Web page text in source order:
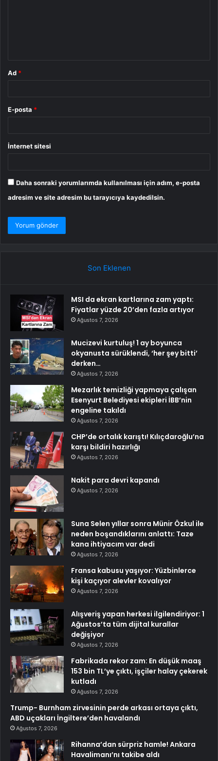
Ad *
E-posta *
İnternet sitesi
Daha sonraki yorumlarımda kullanılması için adım, e-posta
adresim ve site adresim bu tarayıcıya kaydedilsin.
Son Eklenen
MSI da ekran kartlarına zam yaptı:
Fiyatlar yüzde 20’den fazla artıyor
Ağustos 7, 2026
Mucizevi kurtuluş! 1 ay boyunca
okyanusta sürüklendi, ‘her şey bitti’
derken…
Ağustos 7, 2026
Mezarlık temizliği yapmaya çalışan
Esenyurt Belediyesi ekipleri İBB’nin
engeline takıldı
Ağustos 7, 2026
CHP’de ortalık karıştı! Kılıçdaroğlu’na
karşı bildiri hazırlığı
Ağustos 7, 2026
Nakit para devri kapandı
Ağustos 7, 2026
Suna Selen yıllar sonra Münir Özkul ile
neden boşandıklarını anlattı: Taze
kana ihtiyacım var dedi
Ağustos 7, 2026
Fransa kabusu yaşıyor: Yüzbinlerce
kişi kaçıyor alevler kovalıyor
Ağustos 7, 2026
Alışveriş yapan herkesi ilgilendiriyor: 1
Ağustos’ta tüm dijital kurallar
değişiyor
Ağustos 7, 2026
Fabrikada rekor zam: En düşük maaş
153 bin TL’ye çıktı, işçiler halay çekerek
kutladı
Ağustos 7, 2026
Trump- Burnham zirvesinin perde arkası ortaya çıktı,
ABD uçakları İngiltere’den havalandı
Ağustos 7, 2026
Rihanna’dan sürpriz hamle! Ankara
Havalimanı’nı takibe aldı